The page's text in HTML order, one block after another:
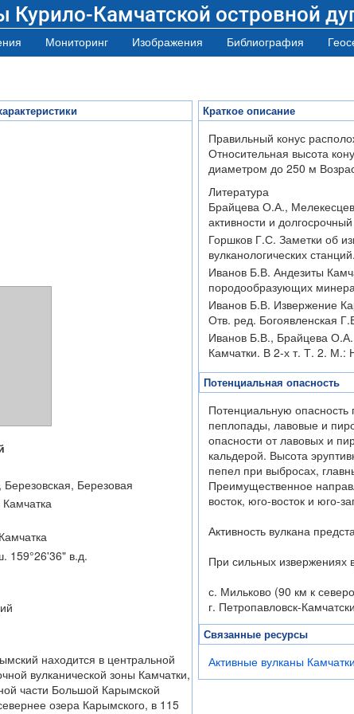
Курило-Камчатской островной
Мониторинг Изображения Библиография
Березовая
Камчатка
159°26'36" в.д.
находится в центральной
вулканической зоны Камчатки,
части Большой Карымской
озера Карымского, в 115
Краткое описание
Правильный конус
Относительная высота
диаметром до 250 м
Литература
Брайцева О.А.,
активности и
Горшков Г.С. Заметки об
вулканологических
Иванов Б.В. Андезиты
породообразующих
Иванов Б.В. Извержение
Отв. ред. Богоявленская
Иванов Б.В., Брайцева
Камчатки. В 2-х т. Т. 2. М.:
Потенциальная опасность
Потенциальную опасность
пеплопады, лавовые и
опасности от лавовых и
кальдерой. Высота
пепел при выбросах,
Преимущественное
восток, юго-восток и юго-
Активность вулкана
При сильных извержениях
с. Мильково (90 км к
г. Петропавловск-
Связанные ресурсы
Активные вулканы